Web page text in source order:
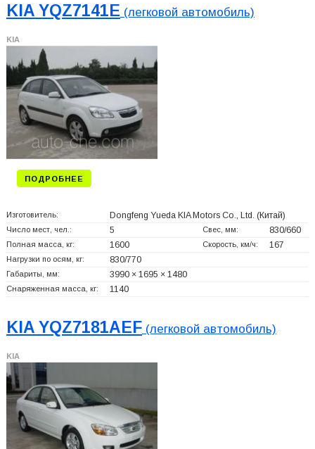
KIA YQZ7141E (легковой автомобиль)
KIA
ПОДРОБНЕЕ
Изготовитель: Dongfeng Yueda KIA Motors Co., Ltd. (Китай)
Число мест, чел.: 5 Свес, мм: 830/660
Полная масса, кг: 1600 Скорость, км/ч: 167
Нагрузки по осям, кг: 830/770
Габариты, мм: 3990 × 1695 × 1480
Снаряженная масса, кг: 1140
KIA YQZ7181AEF(легковой автомобиль)
KIA